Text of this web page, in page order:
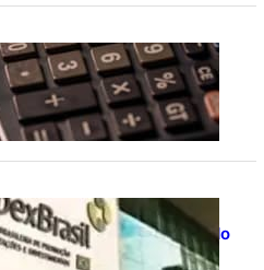
entidades empresariais,
regras da Reforma
Brasil: planejamento e
debates sobre futuro do